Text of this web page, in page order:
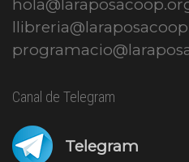
Canal de Telegram
Telegram